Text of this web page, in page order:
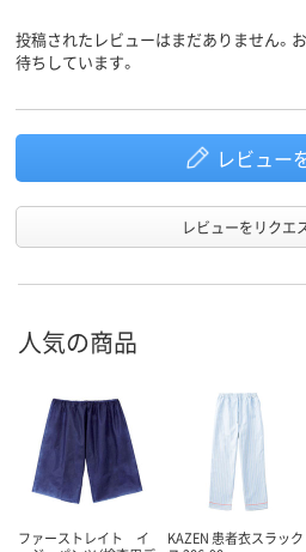
対象 男女兼用 男女
投稿されたレビューはまだありません。
待ちしています。
レビュー
レビューをリクエ
人気の商品
ファーストレイト イ
KAZEN 患者衣スラック